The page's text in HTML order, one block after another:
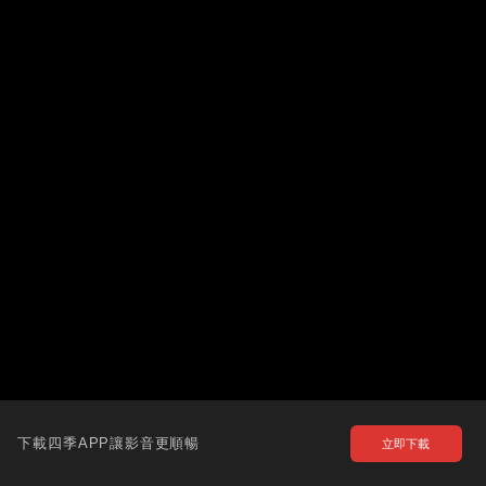
下載四季APP讓影音更順暢 立即下載